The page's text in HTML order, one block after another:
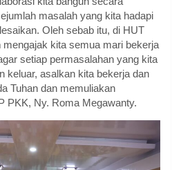
masalah yang kita hadapi
Oleh sebab itu, di HUT
kita semua mari bekerja
setiap permasalahan yang kita
keluar, asalkan kita bekerja dan
Tuhan dan memuliakan
PKK, Ny. Roma Megawanty.